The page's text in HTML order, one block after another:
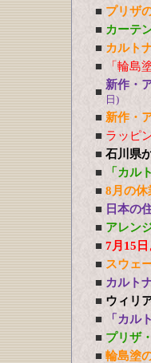
■ プリザ
■ カーテ
■ カルト
■
「輪
■
新作・
日)
■ 新作・
■ ラッピ
■ 石川県
■
「カ
■ 8月の休
■ 日本の
■ アレン
■ 7月15
■ スウェ
■ カルト
■ ウィリ
■
「カ
■ プリザ
■ 輪島塗